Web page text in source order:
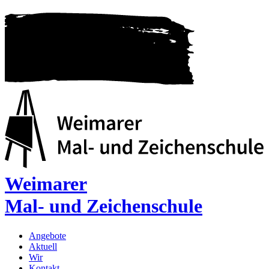
Weimarer
Mal- und Zeichenschule
Angebote
Aktuell
Wir